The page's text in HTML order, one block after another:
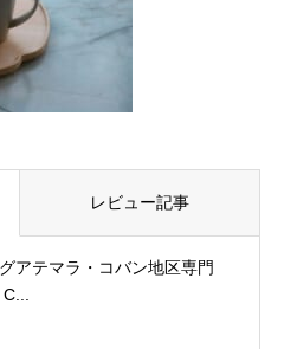
レビュー記事
アテマラ・コバン地区専門
C...